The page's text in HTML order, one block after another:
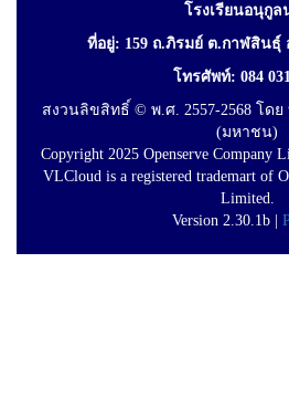
โรงเรียนอนุกูล
ที่อยู่: 159 ถ.ภิรมย์ ต.กาฬสินธุ์
โทรศัพท์: 084
สงวนลิขสิทธิ์ © พ.ศ. 2557-2568 โด
(มหาชน)
Copyright 2025 Openserve Company
VLCloud is a registered trademart of
Limited.
Version 2.30.1b |